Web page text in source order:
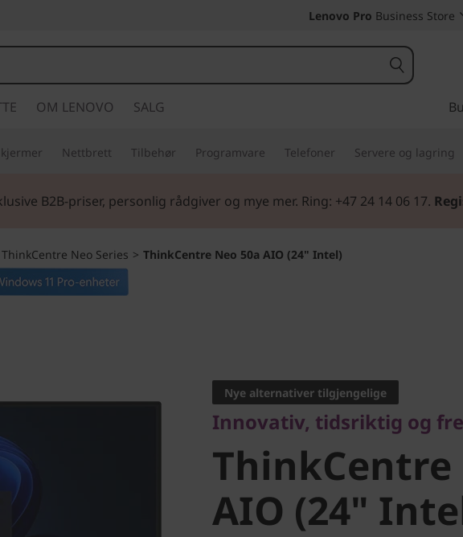
Lenovo Pro Business Store
OM LENOVO SALG
Nettbrett Tilbehør Programvare Telefoner Servere og lagring
B2B-priser, personlig rådgiver og mye mer. Ring: +47 24 14 06 17.
ThinkCentre Neo Series > ThinkCentre Neo 50a AIO (24" Intel)
ThinkCentre
50a AIO (24"
Nye alternativer tilgjengelige
Innovativ, tidsriktig og
ThinkCentre
AIO (24"